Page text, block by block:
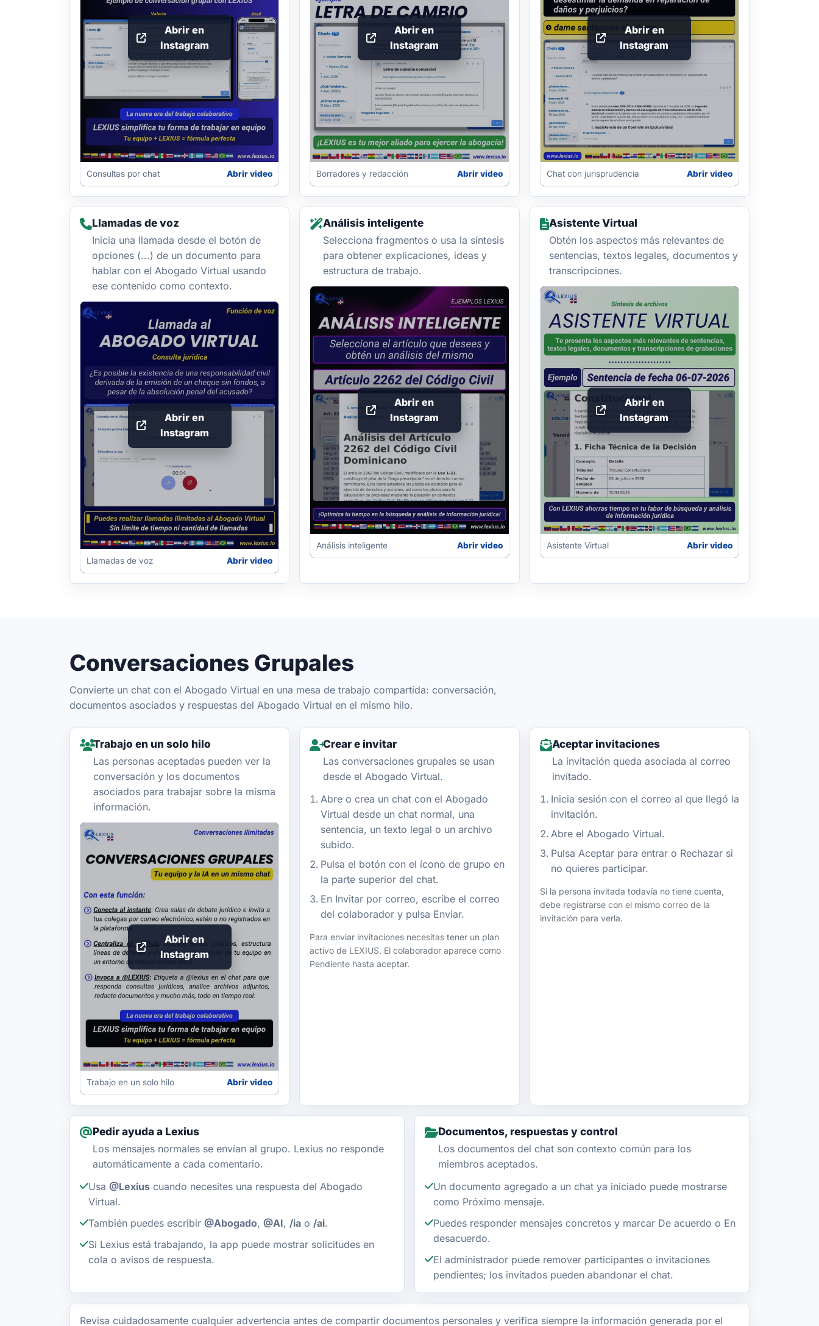
Abrir en
Instagram
Consultas por chat Abrir video
Abrir en
Instagram
Borradores y redacción Abrir video
Abrir en
Instagram
Chat con jurisprudencia Abrir video
Llamadas de voz
Inicia una llamada desde el botón de
opciones (...) de un documento para
hablar con el Abogado Virtual usando
ese contenido como contexto.
Abrir en
Instagram
Llamadas de voz Abrir video
Análisis inteligente
Selecciona fragmentos o usa la síntesis
para obtener explicaciones, ideas y
estructura de trabajo.
Abrir en
Instagram
Análisis inteligente Abrir video
Asistente Virtual
Obtén los aspectos más relevantes de
sentencias, textos legales, documentos y
transcripciones.
Abrir en
Instagram
Asistente Virtual Abrir video
Conversaciones Grupales
Convierte un chat con el Abogado Virtual en una mesa de trabajo compartida: conversación,
documentos asociados y respuestas del Abogado Virtual en el mismo hilo.
Trabajo en un solo hilo
Las personas aceptadas pueden ver la
conversación y los documentos
asociados para trabajar sobre la misma
información.
Abrir en
Instagram
Trabajo en un solo hilo Abrir video
Crear e invitar
Las conversaciones grupales se usan
desde el Abogado Virtual.
Abre o crea un chat con el Abogado
Virtual desde un chat normal, una
sentencia, un texto legal o un archivo
subido.
Pulsa el botón con el ícono de grupo en
la parte superior del chat.
En Invitar por correo, escribe el correo
del colaborador y pulsa Enviar.
Para enviar invitaciones necesitas tener un plan
activo de LEXIUS. El colaborador aparece como
Pendiente hasta aceptar.
Aceptar invitaciones
La invitación queda asociada al correo
invitado.
Inicia sesión con el correo al que llegó la
invitación.
Abre el Abogado Virtual.
Pulsa Aceptar para entrar o Rechazar si
no quieres participar.
Si la persona invitada todavía no tiene cuenta,
debe registrarse con el mismo correo de la
invitación para verla.
Pedir ayuda a Lexius
Los mensajes normales se envían al grupo. Lexius no responde
automáticamente a cada comentario.
Usa @Lexius cuando necesites una respuesta del Abogado
Virtual.
También puedes escribir @Abogado, @AI, /ia o /ai.
Si Lexius está trabajando, la app puede mostrar solicitudes en
cola o avisos de respuesta.
Documentos, respuestas y control
Los documentos del chat son contexto común para los
miembros aceptados.
Un documento agregado a un chat ya iniciado puede mostrarse
como Próximo mensaje.
Puedes responder mensajes concretos y marcar De acuerdo o En
desacuerdo.
El administrador puede remover participantes o invitaciones
pendientes; los invitados pueden abandonar el chat.
Revisa cuidadosamente cualquier advertencia antes de compartir documentos personales y verifica siempre la información generada por el